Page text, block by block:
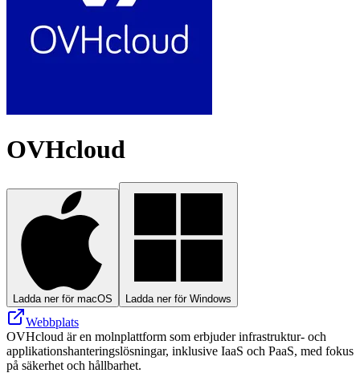
OVHcloud
Ladda ner för macOS Ladda ner för Windows
Webbplats
OVHcloud är en molnplattform som erbjuder infrastruktur- och
applikationshanteringslösningar, inklusive IaaS och PaaS, med fokus
på säkerhet och hållbarhet.